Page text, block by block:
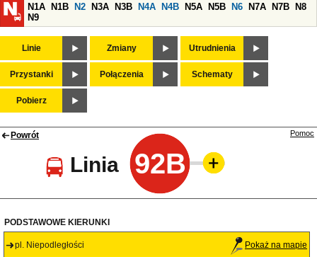
N1A
N1B N2 N3A N3B N4A N4B N5A N5B N6 N7A N7B
N8
N9
Linie Zmiany Utrudnienia
Przystanki Połączenia Schematy
Pobierz
Powrót
Linia 92B
Pomoc
PODSTAWOWE KIERUNKI
pl. Niepodległości Pokaż na mapie